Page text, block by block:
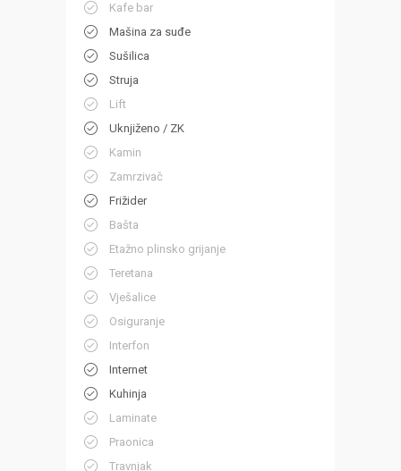
Kafe bar
Mašina za suđe
Sušilica
Struja
Lift
Uknjiženo / ZK
Kamin
Zamrzivač
Frižider
Bašta
Etažno plinsko grijanje
Teretana
Vješalice
Osiguranje
Interfon
Internet
Kuhinja
Laminate
Praonica
Travnjak